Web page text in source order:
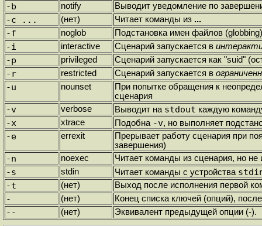
-b notify Выводит уведомление по
-c ... (нет) Читает команды из ...
-f noglob Подстановка имен файлов
-i interactive Сценарий запускается в
-p privileged Сценарий запускается как "suid"
-r restricted Сценарий запускается в
-u nounset
При попытке обращения к
сценария
-v verbose Выводит на stdout каждую
-x xtrace Подобна -v, но выполняет
-e errexit
Прерывает работу сценария при
завершения)
-n noexec Читает команды из сценария, но не
-s stdin Читает команды с устройства
-t
(нет) Выход после исполнения первой
- (нет) Конец списка ключей (опций),
-- (нет) Эквивалент предыдущей опции (-).